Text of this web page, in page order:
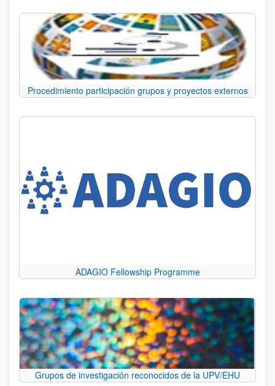
Procedimiento participación grupos y proyectos externos
ADAGIO Fellowship Programme
Grupos de investigación reconocidos de la UPV/EHU